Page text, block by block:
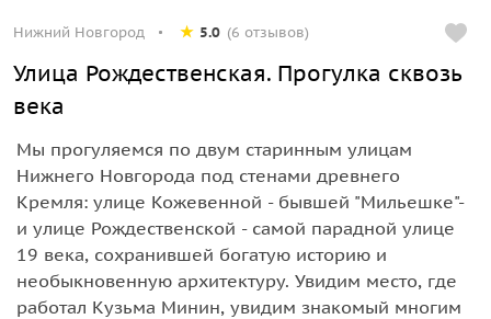
Нижний Новгород 5.0 (6 отзывов)
Улица Рождественская. Прогулка сквозь
века
Мы прогуляемся по двум старинным улицам
Нижнего Новгорода под стенами древнего
Кремля: улице Кожевенной - бывшей "Мильешке"-
и улице Рождественской - самой парадной улице
19 века, сохранившей богатую историю и
необыкновенную архитектуру. Увидим место, где
работал Кузьма Минин, увидим знакомый многим